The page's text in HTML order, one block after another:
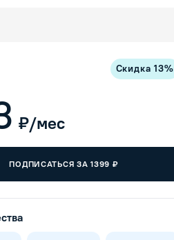
Скидка13%
₽/мес
ПОДПИСАТЬСЯ ЗА1399 ₽